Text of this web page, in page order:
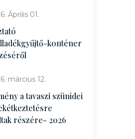
Április 01.
konténer
március 12.
a tavaszi szünidei
részére- 2026